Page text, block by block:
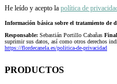
He leído y acepto la política de
Información básica sobre el tratamiento de
Responsable: Sebastián Portillo Cabañas
suprimir sus datos, así como otros derechos
https://flordecanela.es/politica-de-privacidad
PRODUCTOS